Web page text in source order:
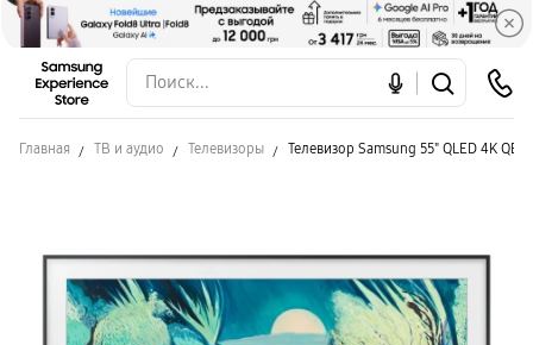
Главная ТВ и аудио Телевизоры Телевизор Samsung 55" QLED 4K